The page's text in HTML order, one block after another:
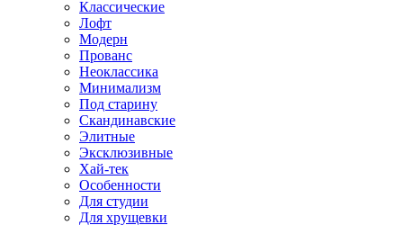
Классические
Лофт
Модерн
Прованс
Неоклассика
Минимализм
Под старину
Скандинавские
Элитные
Эксклюзивные
Хай-тек
Особенности
Для студии
Для хрущевки